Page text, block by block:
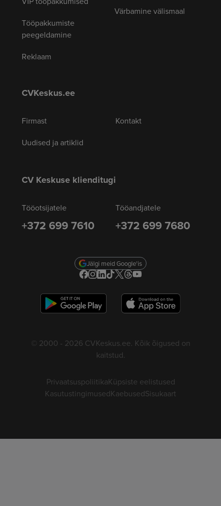
Tööpakkumiste
peegeldamine
Reklaam
Värbamine välismaal
CVKeskus.ee
Firmast
Uudised ja artiklid
Kontakt
CV Keskuse klienditugi
Tööotsijatele
+372 699 7610
Tööandjatele
+372 699 7680
Jälgi meid Google'is
© 2000 - 2026 CVKeskus.ee. Kõik õigused on
kaitstud.
PrivaatsuspoliitikaKüpsiste eelistused
KasutustingimusedKaebusedSisukaart